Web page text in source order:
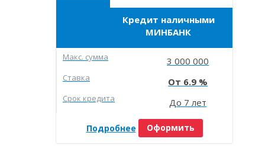
Кредит наличными
МИНБАНК
Макc. сумма 3 000 000
Ставка 6.9
Срок кредита До 7 лет
Подробнее Оформить